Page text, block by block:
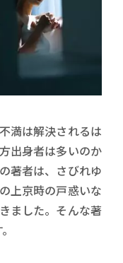
満は解決されるは
出身者は多いのか
著者は、さびれゆ
上京時の戸惑いな
ました。そんな著